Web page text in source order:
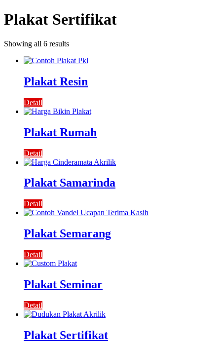
Plakat Sertifikat
Showing all 6 results
Plakat Resin
Detail
Plakat Rumah
Detail
Plakat Samarinda
Detail
Plakat Semarang
Detail
Plakat Seminar
Detail
Plakat Sertifikat